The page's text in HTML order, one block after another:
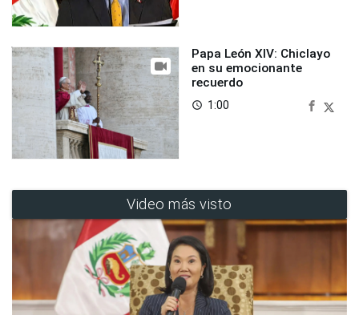
Papa León XIV: Chiclayo
en su emocionante
recuerdo
access_time 1:00
Video más visto